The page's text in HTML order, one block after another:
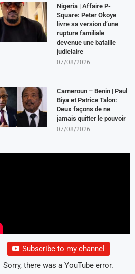
Nigeria | Affaire P-
Square: Peter Okoye
livre sa version d’une
rupture familiale
devenue une bataille
judiciaire
07/08/2026
Cameroun – Benin | Paul
Biya et Patrice Talon:
Deux façons de ne
jamais quitter le pouvoir
07/08/2026
Subscribe to my channel
Sorry, there was a YouTube error.